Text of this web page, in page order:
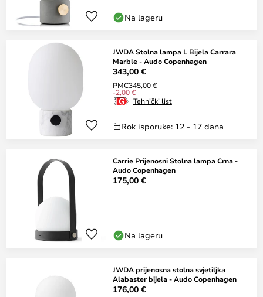
Na lageru
JWDA Stolna lampa L Bijela Carrara
Marble - Audo Copenhagen
343,00 €
PMC345,00 €
-2,00 €
Tehnički list
Rok isporuke: 12 - 17 dana
Carrie Prijenosni Stolna lampa Crna -
Audo Copenhagen
175,00 €
Na lageru
JWDA prijenosna stolna svjetiljka
Alabaster bijela - Audo Copenhagen
176,00 €